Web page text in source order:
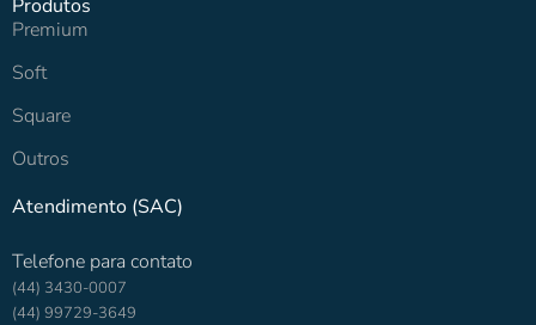
Produtos
Premium
Soft
Square
Outros
Atendimento (SAC)
Telefone para contato
(44) 3430-0007
(44) 99729-3649